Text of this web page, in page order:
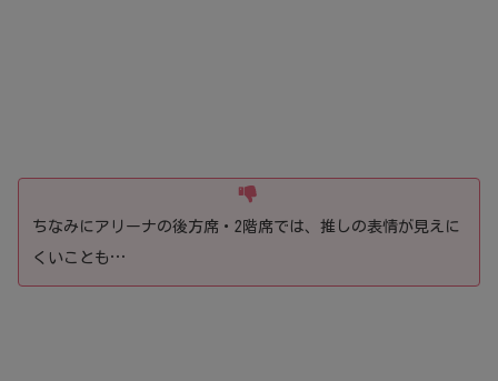
ちなみにアリーナの後方席・2階席では、推しの表情が見えに
くいことも…